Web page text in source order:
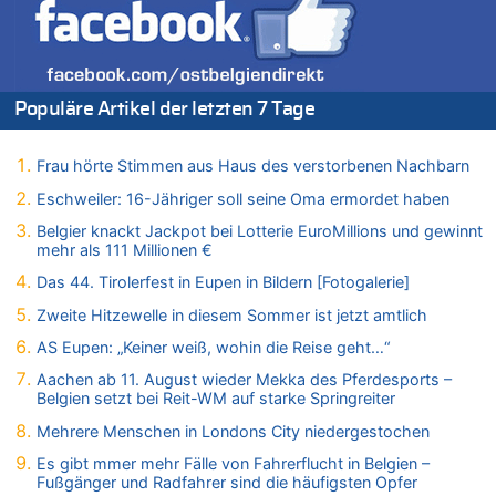
08.08.2026 - 21:46 von Frage zu
Leipzig, Mechernich und die Frage: Wer steckt hinter den
Drohnen mit Strengstoff? War es Russland?
08.08.2026 - 21:33 von Frage zu
Zwölf Jahre nach Aachener Bankraub: 70-Jähriger gefasst
Leipzig, Mechernich und die Frage: Wer steckt hinter den
Leipzig, Mechernich und die Frage: Wer steckt hinter den
Drohnen mit Strengstoff? War es Russland?
08.08.2026 - 20:49 von Marcel Scholzen Eimerscheid zu
Leipzig, Mechernich und die Frage: Wer steckt hinter den
Wasserstand des Rheins in NRW so niedrig wie noch nie
Leipzig, Mechernich und die Frage: Wer steckt hinter den
Drohnen mit Strengstoff? War es Russland?
08.08.2026 - 20:20 von Joseph Meyer zu
Populäre Artikel der letzten 7 Tage
Frau hörte Stimmen aus Haus des verstorbenen Nachbarn
Eschweiler: 16-Jähriger soll seine Oma ermordet haben
Belgier knackt Jackpot bei Lotterie EuroMillions und gewinnt
mehr als 111 Millionen €
Das 44. Tirolerfest in Eupen in Bildern [Fotogalerie]
Zweite Hitzewelle in diesem Sommer ist jetzt amtlich
AS Eupen: „Keiner weiß, wohin die Reise geht…“
Aachen ab 11. August wieder Mekka des Pferdesports –
Belgien setzt bei Reit-WM auf starke Springreiter
Mehrere Menschen in Londons City niedergestochen
Es gibt mmer mehr Fälle von Fahrerflucht in Belgien –
Fußgänger und Radfahrer sind die häufigsten Opfer